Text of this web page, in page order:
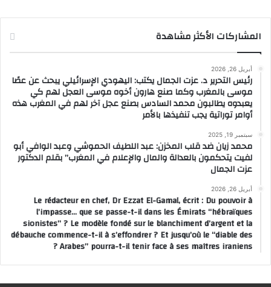
المشاركات الأكثر مشاهدة
أبريل 26, 2026
رئيس التحرير د. عزت الجمال يكتب: اليهودي الإسرائيلي يبحث عن عصًا
موسى بالمغرب وكما صنع هارون أخوه موسى العجل لهم كي
يعبدوه يطالبون محمد السادس بصنع عجل آخر لهم في المغرب هذه
أوامر توراتية يجب تنفيذها بالأمر
سبتمبر 19, 2025
محمد زيان ضد قلب المخزن: عبد اللطيف الحموشي وعبد الوافي أبو
لفيت يتحكمون بالعدالة والمال والإعلام في المغرب” بقلم الدكتور
عزت الجمال
أبريل 26, 2026
Le rédacteur en chef, Dr Ezzat El-Gamal, écrit : Du pouvoir à
l’impasse… que se passe-t-il dans les Émirats “hébraïques
sionistes” ? Le modèle fondé sur le blanchiment d’argent et la
débauche commence-t-il à s’effondrer ? Et jusqu’où le “diable des
Arabes” pourra-t-il tenir face à ses maîtres iraniens ?